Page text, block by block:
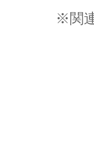
※関